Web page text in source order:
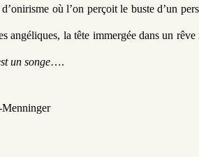
où l’on perçoit le buste d’un
angéliques, la tête immergée dans un
un songe….